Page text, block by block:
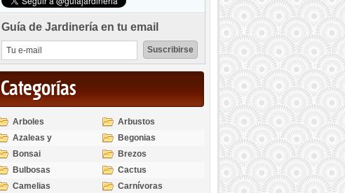
Guía de Jardinería en tu email
Categorías
Arboles
Arbustos
Azaleas y
Rododendros
Begonias
Bonsai
Brezos
Bulbosas
Cactus
Camelias
Carnívoras